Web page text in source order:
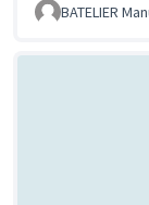
BATELIER